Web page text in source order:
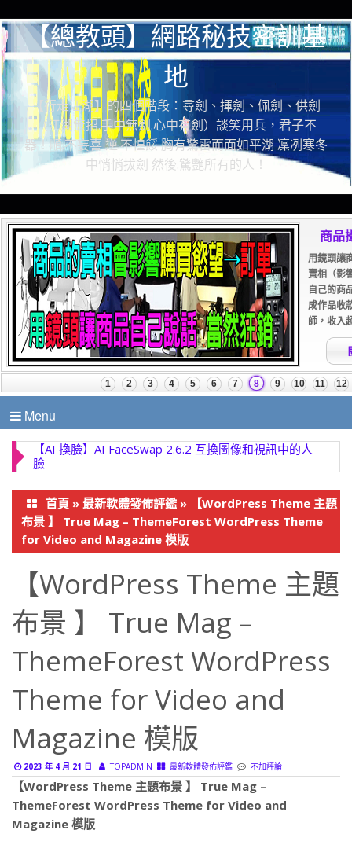
【總教頭】網路秘技密訓基
地
【行走江湖】的四個階段：尋劍、揮劍、佩劍、供劍
（江湖無招.手中無劍.心中有劍）談笑用兵，君子不
器！順.不妄喜 逆.不惶餒 胸有驚雷而面如平湖 凜冽寒冬
中悄悄拔劍 然後.驚艷所有的人！
Menu
【AI 換臉】AI FaceSwap 2.6.2 互換圖像和視訊中的人
臉
首頁 » 最新軟體發佈評鑑 »
【WordPress Theme 主題
布景 】 True Mag – ThemeForest WordPress Theme
for Video and Magazine 模版
【WordPress Theme 主題
布景 】 True Mag –
ThemeForest WordPress
Theme for Video and
Magazine 模版
2023 年 4 月 21 日 TOPADMIN 最新軟體發佈評鑑 不加評論
【WordPress Theme 主題布景 】 True Mag –
ThemeForest WordPress Theme for Video and
Magazine 模版